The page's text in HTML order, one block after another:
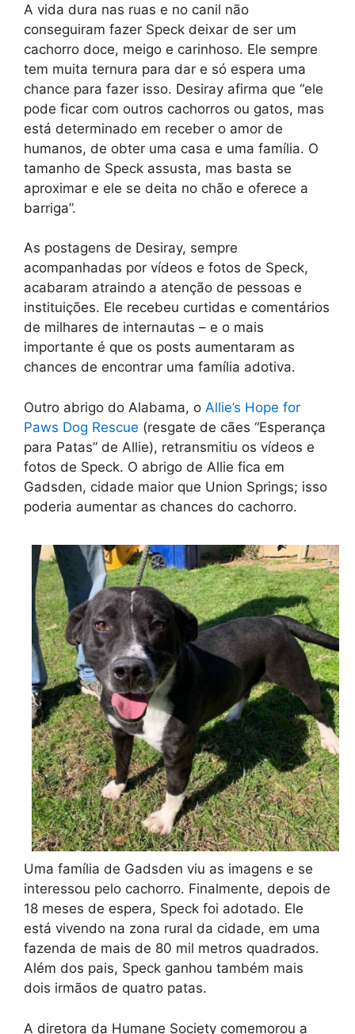
A vida dura nas ruas e no canil não
conseguiram fazer Speck deixar de ser um
cachorro doce, meigo e carinhoso. Ele sempre
tem muita ternura para dar e só espera uma
chance para fazer isso. Desiray afirma que “ele
pode ficar com outros cachorros ou gatos, mas
está determinado em receber o amor de
humanos, de obter uma casa e uma família. O
tamanho de Speck assusta, mas basta se
aproximar e ele se deita no chão e oferece a
barriga”.
As postagens de Desiray, sempre
acompanhadas por vídeos e fotos de Speck,
acabaram atraindo a atenção de pessoas e
instituições. Ele recebeu curtidas e comentários
de milhares de internautas – e o mais
importante é que os posts aumentaram as
chances de encontrar uma família adotiva.
Outro abrigo do Alabama, o Allie’s Hope for
Paws Dog Rescue (resgate de cães “Esperança
para Patas” de Allie), retransmitiu os vídeos e
fotos de Speck. O abrigo de Allie fica em
Gadsden, cidade maior que Union Springs; isso
poderia aumentar as chances do cachorro.
Uma família de Gadsden viu as imagens e se
interessou pelo cachorro. Finalmente, depois de
18 meses de espera, Speck foi adotado. Ele
está vivendo na zona rural da cidade, em uma
fazenda de mais de 80 mil metros quadrados.
Além dos pais, Speck ganhou também mais
dois irmãos de quatro patas.
A diretora da Humane Society comemorou a